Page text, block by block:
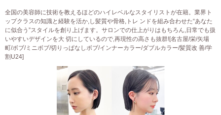
全国の美容師に技術を教えるほどのハイレベルなスタイリストが在籍。業界ト
ップクラスの知識と経験を活か,し髪質や骨格,トレ ンドを組み合わせた“あなた
に似合う”スタイルを創り上げます。サロンでの仕上がりはもちろん,日常でも扱
いやすいデザインを大 切にしているので,再現性の高さも抜群![名古屋/栄/矢場
町/ボブ/ミニボブ/切りっぱなしボブ/インナーカラー/ダブルカラー/髪質改 善/学
割U24]